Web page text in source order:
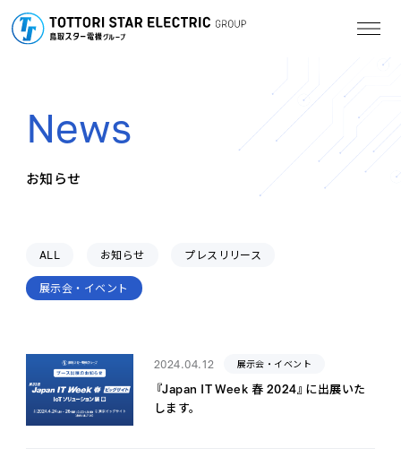
News
お知らせ
ALL お知らせ プレスリリース
展示会・イベント
2024.04.12 展示会・イベント
『Japan IT Week 春 2024』に出展いた
します。